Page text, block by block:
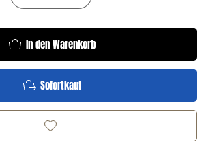
In den Warenkorb
Sofortkauf